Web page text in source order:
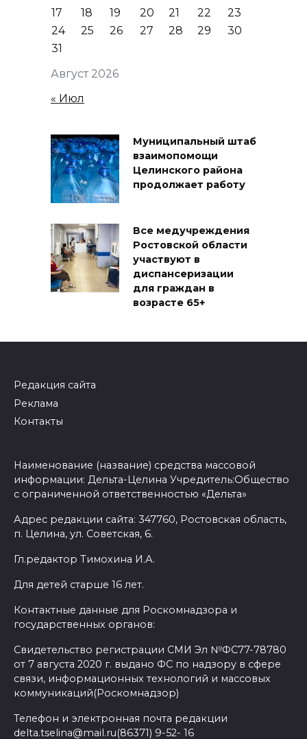
Август 2026
17
18 19 20 21 22
23
24
25 26 27 28 29
30
31
« Июл
Муниципальный штаб
взаимопомощи
Целинского района
продолжает работу
Все медучреждения
Ростовской области
участвуют в
диспансеризации
для граждан в
возрасте 65+
Редакция сайта
Реклама
Контакты
Наименование (название) средства массовой
информации: Дельта-Целина Учредитель:Общество
с ограниченной ответственностью «Дельта»
Адрес редакции сайта: 347760, Ростовская область,
п. Целина, ул. Советская, 6.
Гл.редактор Тимохина И.А.
Для детей старше 16 лет.
Контактные данные для Роскомнадзора и
государственных органов:
Свидетельство регистрации СМИ Эл №ФС77-78780
от 7 августа 2020 г. выдано ФС по надзору в сфере
связи, информационных технологий и массовых
коммуникаций(Роскомнадзор)
Телефон и электронная почта редакции
delta.tselina@mail.ru(86371) 9-52- 16